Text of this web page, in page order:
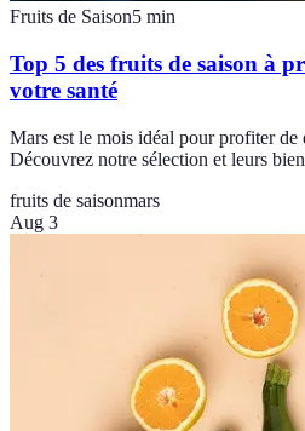
Fruits de Saison5 min
Top 5 des fruits de saison à
votre santé
Mars est le mois idéal pour profiter de
Découvrez notre sélection et leurs
fruits de saisonmars
Aug 3